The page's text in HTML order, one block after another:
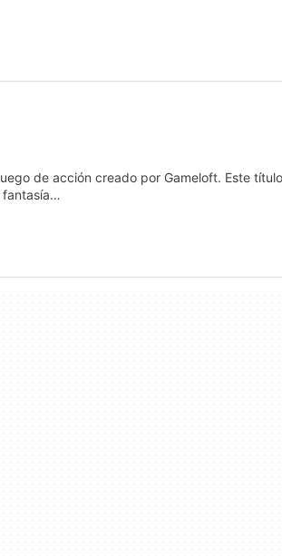
de acción creado por Gameloft. Este
fantasía…